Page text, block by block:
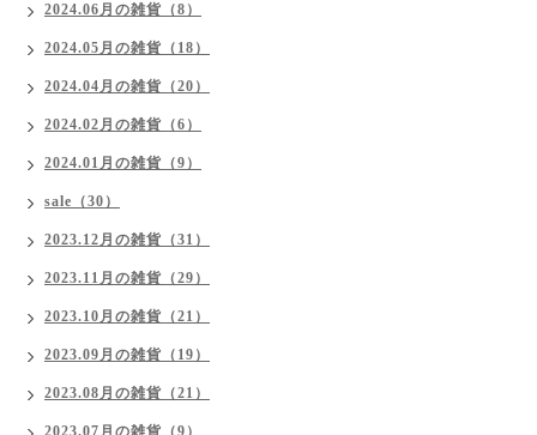
2024.06月の雑貨（8）
2024.05月の雑貨（18）
2024.04月の雑貨（20）
2024.02月の雑貨（6）
2024.01月の雑貨（9）
sale（30）
2023.12月の雑貨（31）
2023.11月の雑貨（29）
2023.10月の雑貨（21）
2023.09月の雑貨（19）
2023.08月の雑貨（21）
2023.07月の雑貨（9）